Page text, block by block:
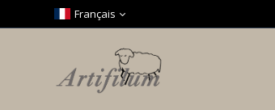
Français
Panneau de gestion des cookies